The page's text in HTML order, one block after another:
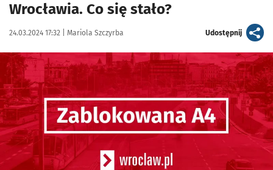
Wrocławia. Co się stało?
Data publikacji:
24.03.2024 17:32 | Autor:
Mariola Szczyrba Udostępnijartykuł
Kliknij, aby powiększyć